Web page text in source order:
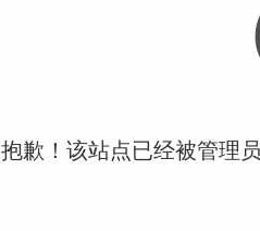
抱歉！该站点已经被管理